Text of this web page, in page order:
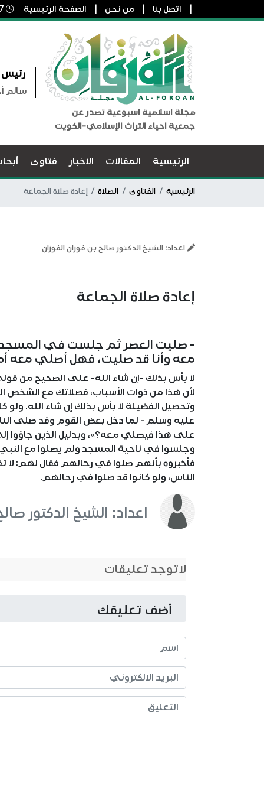
اتصل بنا من نحن الصفحة الرئيسية
مجلة اسلامية اسبوعية تصدر عن
جمعية احياء التراث الإسلامي-الكويت
رئيس
سالم
الرئيسية المقالات الاخبار فتاوى
الرئيسية الفتاوى الصلاة إعادة صلاة الجماعة
اعداد: الشيخ الدكتور صالح بن فوزان الفوزان
إعادة صلاة الجماعة
- صليت العصر ثم جلست في
معه وأنا قد صليت، فهل أصلي معه أم
لا بأس بذلك -إن شاء الله- على الصحيح من
لأن هذا من ذوات الأسباب، فصلاتك مع الشخص
وتحصيل الفضيلة لا بأس بذلك إن شاء الله. ولو
عليه وسلم - لما دخل بعض القوم وقد صلى
على هذا فيصلي معه؟»، وبدليل الذين
وجلسوا في ناحية المسجد ولم يصلوا مع
فأخبروه بأنهم صلوا في رحالهم فقال لهم: لا
الناس، ولو كانوا قد صلوا في رحالهم.
اعداد: الشيخ الدكتور
لاتوجد تعليقات
أضف تعليقك